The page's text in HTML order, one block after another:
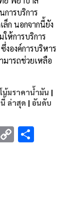
ารบริการ
ล็ก นอกจากนี้ยัง
ให้การบริการ
ซึ่งองค์การบริหาร
มารถช่วยเหลือ
น้มราคาน้ำมัน |
ล่าสุด | อันดับ
C